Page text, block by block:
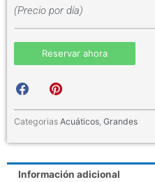
(Precio por día)
Reservar ahora
h
r
o
n
f
h
r
o
n
p
Categorias Acuáticos Grandes
Información adicional